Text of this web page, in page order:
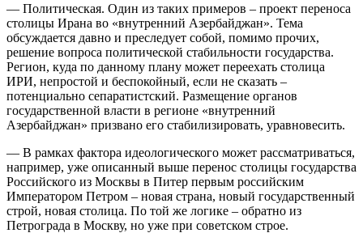
— Политическая. Один из таких примеров – проект переноса
столицы Ирана во «внутренний Азербайджан». Тема
обсуждается давно и преследует собой, помимо прочих,
решение вопроса политической стабильности государства.
Регион, куда по данному плану может переехать столица
ИРИ, непростой и беспокойный, если не сказать –
потенциально сепаратистский. Размещение органов
государственной власти в регионе «внутренний
Азербайджан» призвано его стабилизировать, уравновесить.
— В рамках фактора идеологического может рассматриваться,
например, уже описанный выше перенос столицы государства
Российского из Москвы в Питер первым российским
Императором Петром – новая страна, новый государственный
строй, новая столица. По той же логике – обратно из
Петрограда в Москву, но уже при советском строе.